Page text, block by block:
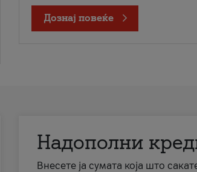
Дознај повеќе
Надополни
Внесете ја сумата која што